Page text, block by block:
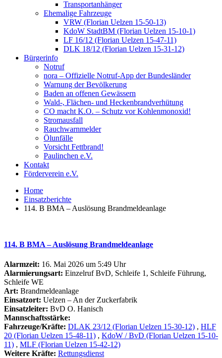
Transportanhänger
Ehemalige Fahrzeuge
VRW (Florian Uelzen 15-50-13)
KdoW StadtBM (Florian Uelzen 15-10-1)
LF 16/12 (Florian Uelzen 15-47-11)
DLK 18/12 (Florian Uelzen 15-31-12)
Bürgerinfo
Notruf
nora – Offizielle Notruf-App der Bundesländer
Warnung der Bevölkerung
Baden an offenen Gewässern
Wald-, Flächen- und Heckenbrandverhütung
CO macht K.O. – Schutz vor Kohlenmonoxid!
Stromausfall
Rauchwarnmelder
Ölunfälle
Vorsicht Fettbrand!
Paulinchen e.V.
Kontakt
Förderverein e.V.
Home
Einsatzberichte
114. B BMA – Auslösung Brandmeldeanlage
114. B BMA – Auslösung Brandmeldeanlage
Alarmzeit: 16. Mai 2026 um 5:49 Uhr
Alarmierungsart: Einzelruf BvD, Schleife 1, Schleife Führung,
Schleife WE
Art: Brandmeldeanlage
Einsatzort: Uelzen – An der Zuckerfabrik
Einsatzleiter: BvD O. Hanisch
Mannschaftsstärke:
Fahrzeuge/Kräfte: DLAK 23/12 (Florian Uelzen 15-30-12) , HLF
20 (Florian Uelzen 15-48-11) , KdoW / BvD (Florian Uelzen 15-10-
11) , MLF (Florian Uelzen 15-42-12)
Weitere Kräfte: Rettungsdienst